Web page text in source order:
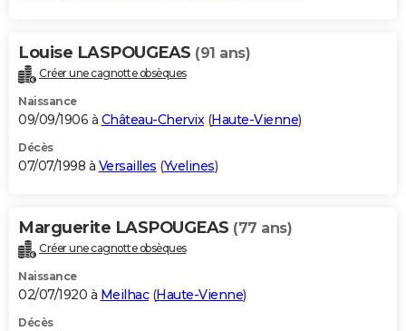
Louise LASPOUGEAS (91 ans)
Créer une cagnotte obsèques
Naissance
09/09/1906 à Château-Chervix(Haute-Vienne)
Décès
07/07/1998 à Versailles (Yvelines)
Marguerite LASPOUGEAS (77 ans)
Créer une cagnotte obsèques
Naissance
02/07/1920 à Meilhac(Haute-Vienne)
Décès